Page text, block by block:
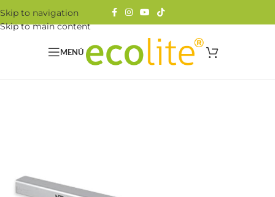
Skip to navigation
Skip to main content
MENÚ